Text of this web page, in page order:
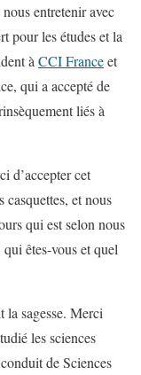
entretenir avec
pour les études et la
à CCI Franceet
qui a accepté de
liés à
d’accepter cet
et nous
qui est selon nous
êtes-vous et quel
la sagesse. Merci
les sciences
de Sciences